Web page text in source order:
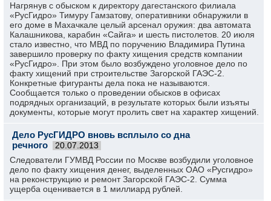
Нагрянув с обыском к директору дагестанского филиала
«РусГидро» Тимуру Гамзатову, оперативники обнаружили в
его доме в Махачкале целый арсенал оружия: два автомата
Калашникова, карабин «Сайга» и шесть пистолетов. 20 июля
стало известно, что МВД по поручению Владимира Путина
завершило проверку по факту хищения средств компании
«РусГидро». При этом было возбуждено уголовное дело по
факту хищений при строительстве Загорской ГАЭС-2.
Конкретные фигуранты дела пока не называются.
Сообщается только о проведении обысков в офисах
подрядных организаций, в результате которых были изъяты
документы, которые могут пролить свет на характер хищений.
Дело РусГИДРО вновь всплыло со дна
речного
20.07.2013
Следователи ГУМВД России по Москве возбудили уголовное
дело по факту хищения денег, выделенных ОАО «Русгидро»
на реконструкцию и ремонт Загорской ГАЭС-2. Сумма
ущерба оценивается в 1 миллиард рублей.